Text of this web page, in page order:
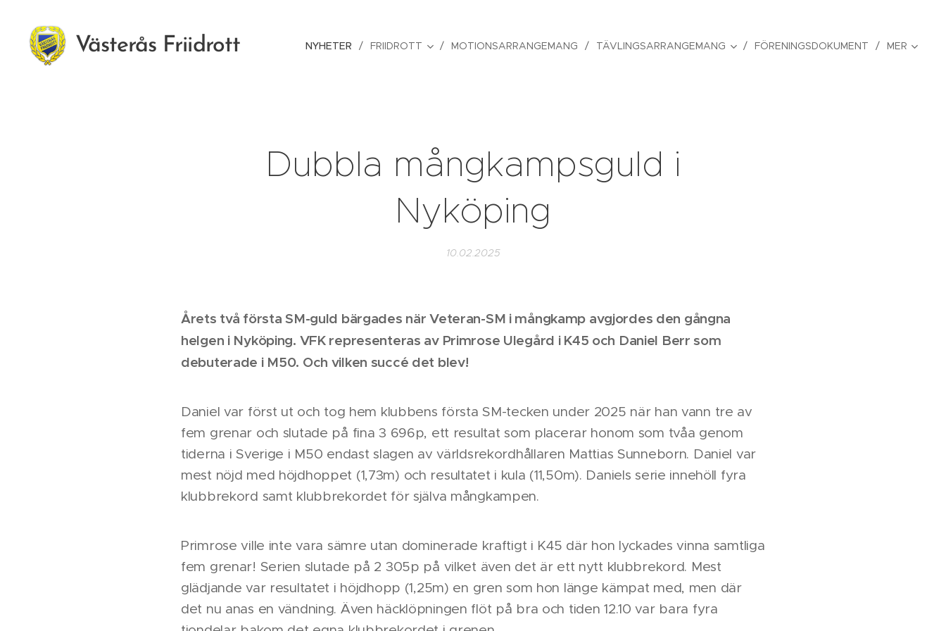
Västerås Friidrott NYHETER FRIIDROTT MOTIONSARRANGEMANG TÄVLINGSARRANGEMANG FÖRENINGSDOKUMENT MER
Dubbla mångkampsguld i
Nyköping
10.02.2025
Årets två första SM-guld bärgades när Veteran-SM i mångkamp avgjordes den gångna
helgen i Nyköping. VFK representeras av Primrose Ulegård i K45 och Daniel Berr som
debuterade i M50. Och vilken succé det blev!
Daniel var först ut och tog hem klubbens första SM-tecken under 2025 när han vann tre av
fem grenar och slutade på fina 3 696p, ett resultat som placerar honom som tvåa genom
tiderna i Sverige i M50 endast slagen av världsrekordhållaren Mattias Sunneborn. Daniel var
mest nöjd med höjdhoppet (1,73m) och resultatet i kula (11,50m). Daniels serie innehöll fyra
klubbrekord samt klubbrekordet för själva mångkampen.
Primrose ville inte vara sämre utan dominerade kraftigt i K45 där hon lyckades vinna samtliga
fem grenar! Serien slutade på 2 305p på vilket även det är ett nytt klubbrekord. Mest
glädjande var resultatet i höjdhopp (1,25m) en gren som hon länge kämpat med, men där
det nu anas en vändning. Även häcklöpningen flöt på bra och tiden 12.10 var bara fyra